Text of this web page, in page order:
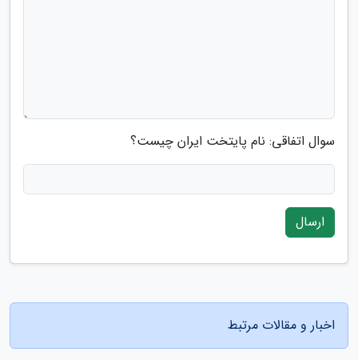
سوال اتفاقی: نام پایتخت ایران چیست؟
ارسال
اخبار و مقالات مرتبط